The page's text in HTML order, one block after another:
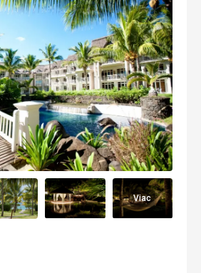
Viac